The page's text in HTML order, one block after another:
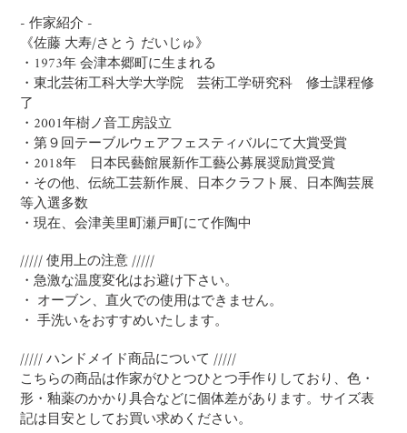
- 作家紹介 -
《佐藤 大寿/さとう だいじゅ》
・1973年 会津本郷町に生まれる
・東北芸術工科大学大学院 芸術工学研究科 修士課程修
了
・2001年樹ノ音工房設立
・第９回テーブルウェアフェスティバルにて大賞受賞
・2018年 日本民藝館展新作工藝公募展奨励賞受賞
・その他、伝統工芸新作展、日本クラフト展、日本陶芸展
等入選多数
・現在、会津美里町瀬戸町にて作陶中
///// 使用上の注意 /////
・急激な温度変化はお避け下さい。
・ オーブン、直火での使用はできません。
・ 手洗いをおすすめいたします。
///// ハンドメイド商品について /////
こちらの商品は作家がひとつひとつ手作りしており、色・
形・釉薬のかかり具合などに個体差があります。サイズ表
記は目安としてお買い求めください。